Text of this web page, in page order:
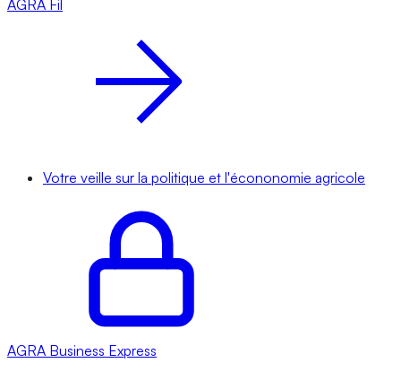
AGRA Fil
Votre veille sur la politique et l'écononomie agricole
AGRA Business Express